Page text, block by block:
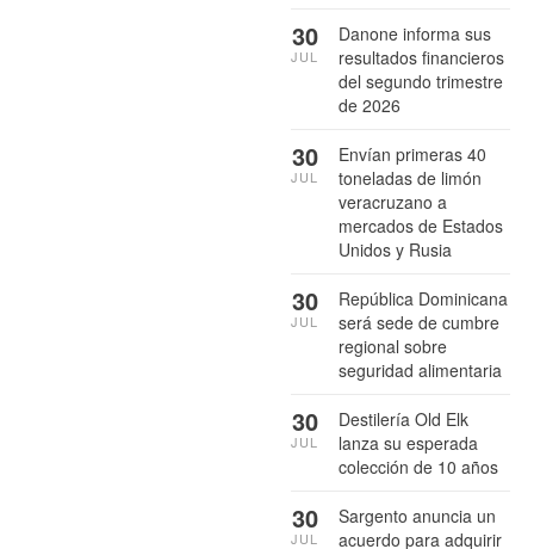
Danone informa sus
resultados financieros
del segundo trimestre
de 2026
30
JUL
Envían primeras 40
toneladas de limón
veracruzano a
mercados de Estados
Unidos y Rusia
30
JUL
República Dominicana
será sede de cumbre
regional sobre
seguridad alimentaria
30
JUL
Destilería Old Elk
lanza su esperada
colección de 10 años
30
JUL
Sargento anuncia un
acuerdo para adquirir
30
JUL